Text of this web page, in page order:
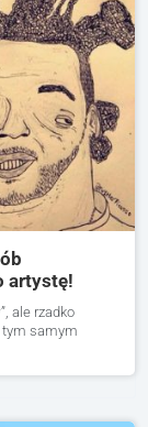
artystę!
ale rzadko
tym samym